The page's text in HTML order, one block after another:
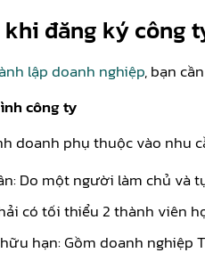
đăng ký công
lập doanh nghiệp, bạn
công ty
doanh phụ thuộc vào nhu
Do một người làm chủ và
có tối thiểu 2 thành viên
hạn: Gồm doanh nghiệp